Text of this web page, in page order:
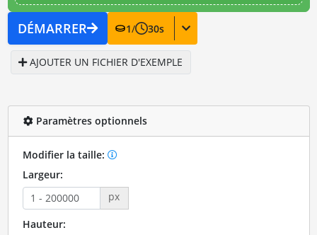
DÉMARRER 1/ 30s
AJOUTER UN FICHIER D'EXEMPLE
Paramètres optionnels
Modifier la taille:
Largeur:
px
Hauteur: